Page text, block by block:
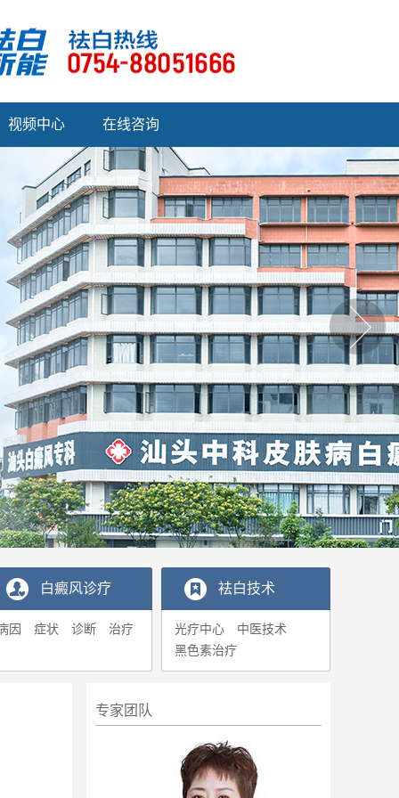
视频中心 在线咨询
白癜风诊疗
因 症状 诊断 治疗
袪白技术
光疗中心
中医技术
黑色素治疗
专家团队